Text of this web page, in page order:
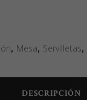
, Mesa, Servilletas,
DESCRIPCIÓN